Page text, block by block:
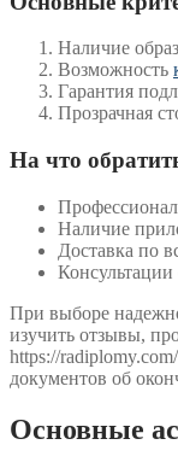
Наличие
Возможность
Гарантия
Прозрачная
На что
Наличие
Доставка по
Консультации
При выборе
изучить отзывы,
https://
документов об
Основные